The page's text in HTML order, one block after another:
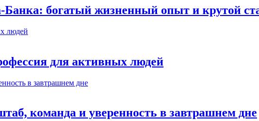
богатый жизненный опыт и крутой
для активных людей
команда и уверенность в завтрашнем дне